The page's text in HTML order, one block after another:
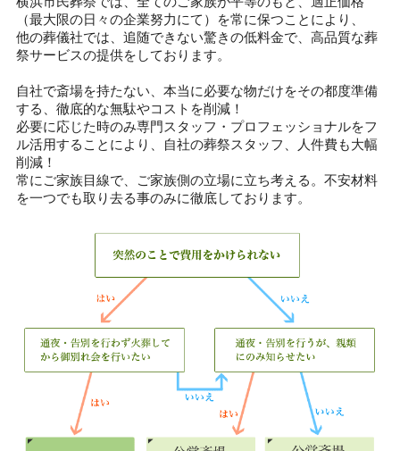
（最大限の日々の企業努力にて）を常に保つことにより、
他の葬儀社では、追随できない驚きの低料金で、高品質な葬
祭サービスの提供をしております。
自社で斎場を持たない、本当に必要な物だけをその都度準備
する、徹底的な無駄やコストを削減！
必要に応じた時のみ専門スタッフ・プロフェッショナルをフ
ル活用することにより、自社の葬祭スタッフ、人件費も大幅
削減！
常にご家族目線で、ご家族側の立場に立ち考える。不安材料
を一つでも取り去る事のみに徹底しております。